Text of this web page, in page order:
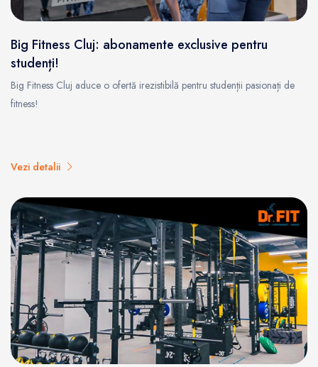
Big Fitness Cluj: abonamente exclusive pentru
studenți!
Big Fitness Cluj aduce o ofertă irezistibilă pentru studenții pasionați de
fitness!
Vezi detalii